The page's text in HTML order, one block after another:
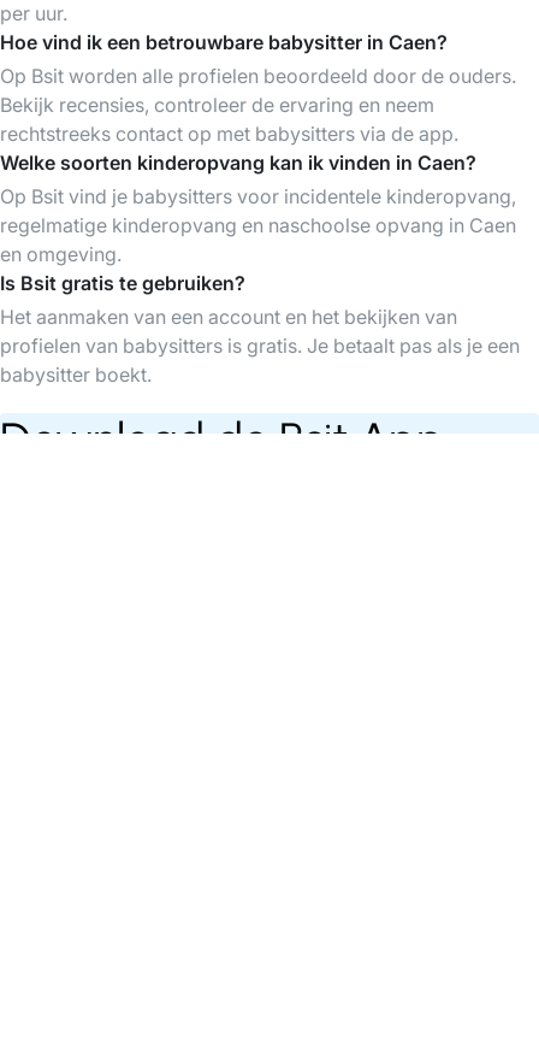
per uur.
Hoe vind ik een betrouwbare babysitter in Caen?
Op Bsit worden alle profielen beoordeeld door de ouders.
Bekijk recensies, controleer de ervaring en neem
rechtstreeks contact op met babysitters via de app.
Welke soorten kinderopvang kan ik vinden in Caen?
Op Bsit vind je babysitters voor incidentele kinderopvang,
regelmatige kinderopvang en naschoolse opvang in Caen
en omgeving.
Is Bsit gratis te gebruiken?
Het aanmaken van een account en het bekijken van
profielen van babysitters is gratis. Je betaalt pas als je een
babysitter boekt.
Download de Bsit App